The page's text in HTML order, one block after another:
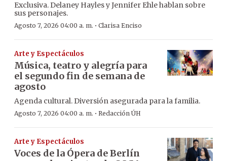
Exclusiva. Delaney Hayles y Jennifer Ehle hablan sobre
sus personajes.
Agosto 7, 2026 04:00 a. m. · Clarisa Enciso
Arte y Espectáculos
Música, teatro y alegría para
el segundo fin de semana de
agosto
Agenda cultural. Diversión asegurada para la familia.
Agosto 7, 2026 04:00 a. m. · Redacción ÚH
Arte y Espectáculos
Voces de la Ópera de Berlín